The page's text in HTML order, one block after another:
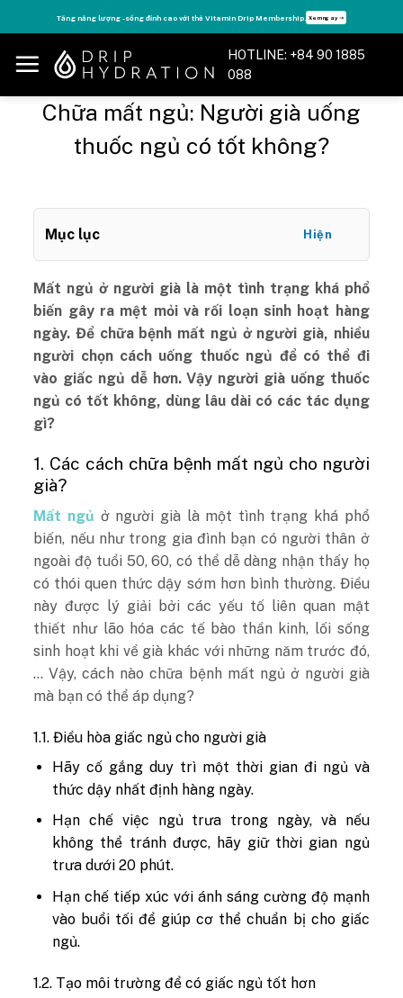
to
content
Tăng năng lượng - sống đỉnh cao với thẻ Vitamin Drip Membership. Xem ngay ➝
HOTLINE: +84 90 1885
088
Chữa mất ngủ: Người già uống
thuốc ngủ có tốt không?
Mục lục Hiện
Mất ngủ ở người già là một tình trạng khá phổ
biến gây ra mệt mỏi và rối loạn sinh hoạt hàng
ngày. Để chữa bệnh mất ngủ ở người già, nhiều
người chọn cách uống thuốc ngủ để có thể đi
vào giấc ngủ dễ hơn. Vậy người già uống thuốc
ngủ có tốt không, dùng lâu dài có các tác dụng
gì?
1. Các cách chữa bệnh mất ngủ cho người
già?
Mất ngủ ở người già là một tình trạng khá phổ
biến, nếu như trong gia đình bạn có người thân ở
ngoài độ tuổi 50, 60, có thể dễ dàng nhận thấy họ
có thói quen thức dậy sớm hơn bình thường. Điều
này được lý giải bởi các yếu tố liên quan mật
thiết như lão hóa các tế bào thần kinh, lối sống
sinh hoạt khi về già khác với những năm trước đó,
… Vậy, cách nào chữa bệnh mất ngủ ở người già
mà bạn có thể áp dụng?
1.1. Điều hòa giấc ngủ cho người già
Hãy cố gắng duy trì một thời gian đi ngủ và
thức dậy nhất định hàng ngày.
Hạn chế việc ngủ trưa trong ngày, và nếu
không thể tránh được, hãy giữ thời gian ngủ
trưa dưới 20 phút.
Hạn chế tiếp xúc với ánh sáng cường độ mạnh
vào buổi tối để giúp cơ thể chuẩn bị cho giấc
ngủ.
1.2. Tạo môi trường để có giấc ngủ tốt hơn